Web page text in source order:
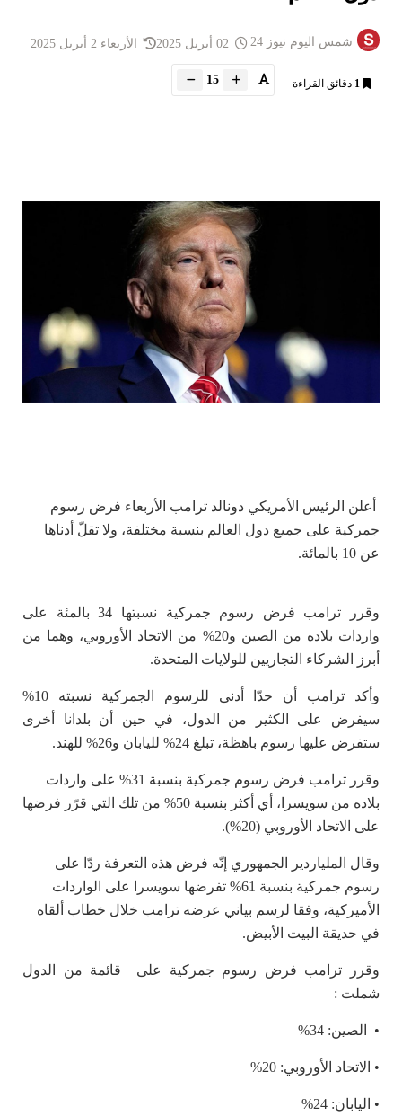
شمس اليوم نيوز 24 الأربعاء 2 أبريل 2025
1 دقائق القراءة 15
أعلن الرئيس الأمريكي دونالد ترامب الأربعاء فرض رسوم
جمركية على جميع دول العالم بنسبة مختلفة، ولا تقلّ أدناها
عن 10 بالمائة.
وقرر ترامب فرض رسوم جمركية نسبتها 34 بالمئة على
واردات بلاده من الصين و20% من الاتحاد الأوروبي، وهما من
أبرز الشركاء التجاريين للولايات المتحدة.
وأكد ترامب أن حدّا أدنى للرسوم الجمركية نسبته 10%
سيفرض على الكثير من الدول، في حين أن بلدانا أخرى
ستفرض عليها رسوم باهظة، تبلغ 24% لليابان و26% للهند.
وقرر ترامب فرض رسوم جمركية بنسبة 31% على واردات
بلاده من سويسرا، أي أكثر بنسبة 50% من تلك التي قرّر فرضها
على الاتحاد الأوروبي (20%).
وقال الملياردير الجمهوري إنّه فرض هذه التعرفة ردّا على
رسوم جمركية بنسبة 61% تفرضها سويسرا على الواردات
الأميركية، وفقا لرسم بياني عرضه ترامب خلال خطاب ألقاه
في حديقة البيت الأبيض.
وقرر ترامب فرض رسوم جمركية على قائمة من الدول
شملت :
• الصين: 34%
• الاتحاد الأوروبي: 20%
• اليابان: 24%